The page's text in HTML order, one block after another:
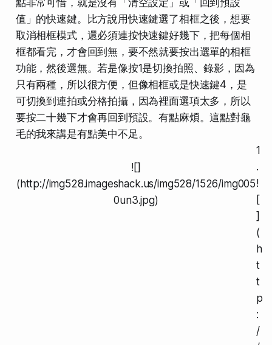
值」的快速鍵。比方說用快速鍵選了相框之後，想要
取消相框模式，還必須連按快速鍵好幾下，把每個相
框都看完，才會回到無，要不然就要按出選單的相框
功能，然後選無。若是像按1是切換拍照、錄影，因為
只有兩種，所以很方便，但像相框或是快速鍵4，是
可切換到連拍或分格拍攝，因為裡面選項太多 ，所以
要按二十幾下才會再回到預設。有點麻煩。這點對龜
毛的我來講是有點美中不足。
![]
(http://img528.imageshack.us/img528/1526/img005
0un3.jpg)
1
.
!
[
]
(
h
t
t
p
:
/